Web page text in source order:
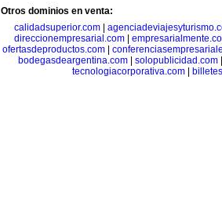
Otros dominios en venta:
calidadsuperior.com|
direccionempresarial.com
ofertasdeproductos.com|
bodegasdeargentina.com| solopublicidad.com
tecnologiacorporativa.com